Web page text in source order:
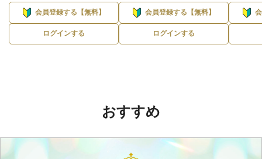
会員登録する【無料】
ログインする
会員登録する【無料】
ログインする
おすすめ